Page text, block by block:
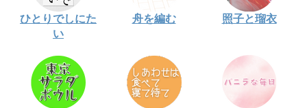
ひとりでしにた
い
舟を編む 照子と瑠衣